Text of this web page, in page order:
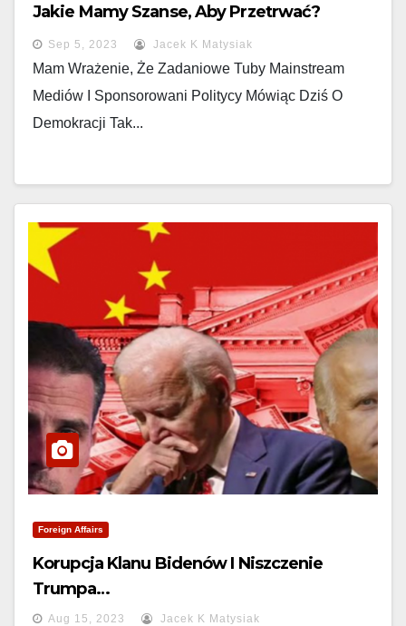
Jakie Mamy Szanse, Aby Przetrwać?
Sep 5, 2023 Jacek K Matysiak
Mam Wrażenie, Że Zadaniowe Tuby Mainstream
Mediów I Sponsorowani Politycy Mówiąc Dziś O
Demokracji Tak...
Foreign Affairs
Korupcja Klanu Bidenów I Niszczenie
Trumpa…
Aug 15, 2023 Jacek K Matysiak